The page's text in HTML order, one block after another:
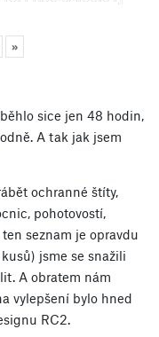
»
sice jen 48 hodin,
A tak jak jsem
ochranné štíty,
pohotovostí,
seznam je opravdu
jsme se snažili
A obratem nám
vylepšení bylo hned
RC2.